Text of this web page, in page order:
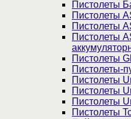
Пистолеты
Пистолеты
Пистолеты
Пистолеты
Пистолеты
Пистолеты-
Пистолеты
Пистолеты
Пистолеты
Пистолеты